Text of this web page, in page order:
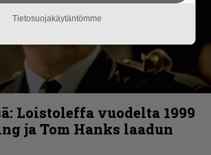
Loistoleffa vuodelta 1999
ja Tom Hanks laadun
Tietosuojakäytäntömme